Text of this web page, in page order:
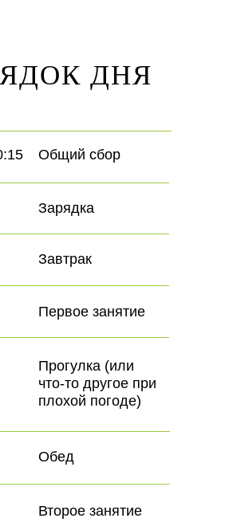
ДНЯ
Общий сбор
Прогулка (или
что-то другое при
плохой погоде)
Второе занятие
Обед
Первое занятие
Завтрак
Зарядка